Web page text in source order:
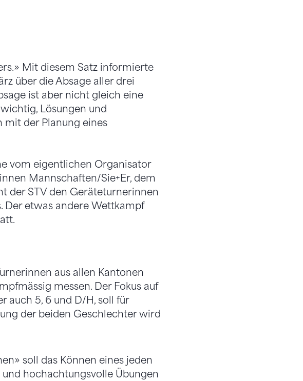
Mit diesem Satz informierte
über die Absage aller drei
ist aber nicht gleich eine
Lösungen und
mit der Planung eines
vom eigentlichen Organisator
Mannschaften/Sie+Er, dem
der STV den Geräteturnerinnen
Der etwas andere Wettkampf
aus allen Kantonen
messen. Der Fokus auf
auch 5, 6 und D/H, soll für
der beiden Geschlechter wird
soll das Können eines jeden
und hochachtungsvolle Übungen